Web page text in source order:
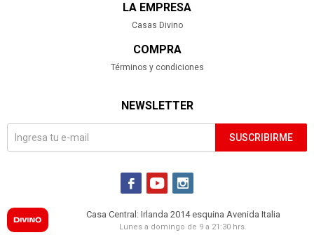
LA EMPRESA
Casas Divino
COMPRA
Términos y condiciones
NEWSLETTER
SUSCRIBIRME
  
Casa Central: Irlanda 2014 esquina Avenida Italia
Lunes a domingo de 9 a 21:30 hrs.